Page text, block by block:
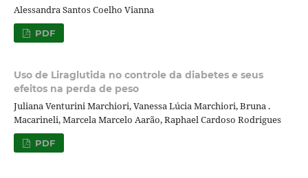
Alessandra Santos Coelho Vianna
PDF
Uso de Liraglutida no controle da diabetes e seus
efeitos na perda de peso
Juliana Venturini Marchiori, Vanessa Lúcia Marchiori, Bruna .
Macarineli, Marcela Marcelo Aarão, Raphael Cardoso Rodrigues
PDF